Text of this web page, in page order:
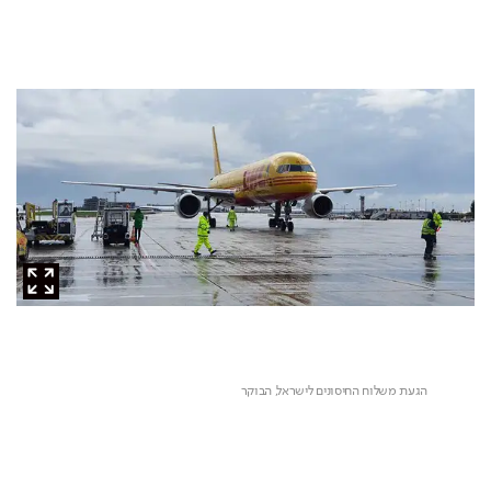
                הגעת משלוח החיסונים לישראל, הבוקר